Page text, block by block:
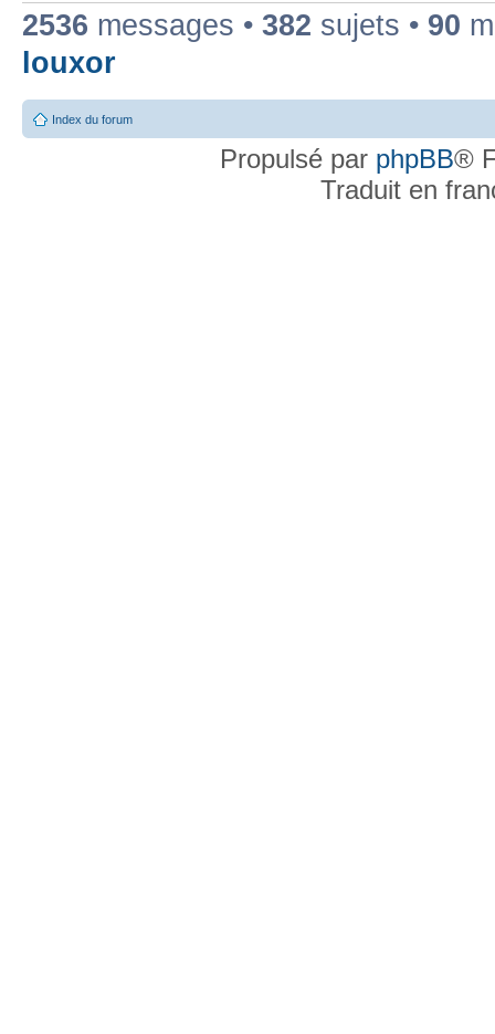
2536 messages • 382 sujets • 90
louxor
Index du forum
Propulsé par phpBB®
Traduit en